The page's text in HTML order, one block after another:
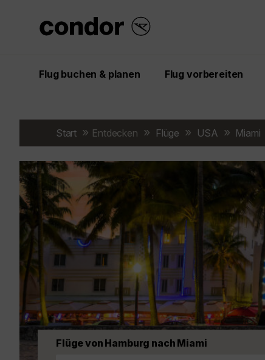
Flug buchen & planen Flug vorbereiten
Start Entdecken Flüge USA Miami
Flüge von Hamburg nach Miami